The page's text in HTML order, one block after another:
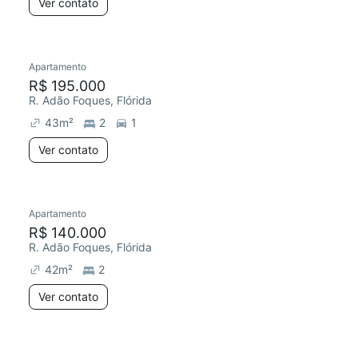
Ver contato
Apartamento
R$ 195.000
R. Adão Foques, Flórida
43m² 2
1
Ver contato
Apartamento
R$ 140.000
R. Adão Foques, Flórida
42m²
2
Ver contato